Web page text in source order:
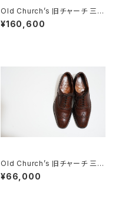
Old Church’s 旧チャーチ 三都
市 HICKSTEAD 65G DEADS
TOCK
¥160,600
Old Church’s 旧チャーチ 三都
市 Chetwynd 85D
¥66,000